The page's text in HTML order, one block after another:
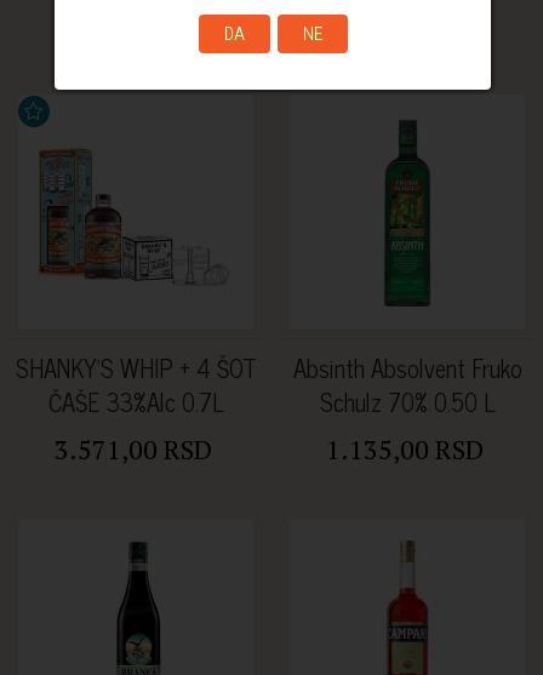
DA NE
1.859,00 RSD 1.859,00 RSD
SHANKY'S WHIP + 4 ŠOT
ČAŠE 33%Alc 0.7L
3.571,00 RSD
Absinth Absolvent Fruko
Schulz 70% 0.50 L
1.135,00 RSD